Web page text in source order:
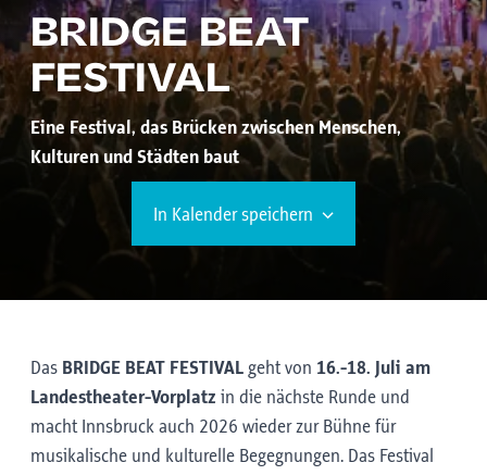
BRIDGE BEAT
FESTIVAL
Eine Festival, das Brücken zwischen Menschen,
Kulturen und Städten baut
In Kalender speichern
Das BRIDGE BEAT FESTIVAL geht von 16.-18. Juli am
Landestheater-Vorplatz in die nächste Runde und
macht Innsbruck auch 2026 wieder zur Bühne für
musikalische und kulturelle Begegnungen. Das Festival